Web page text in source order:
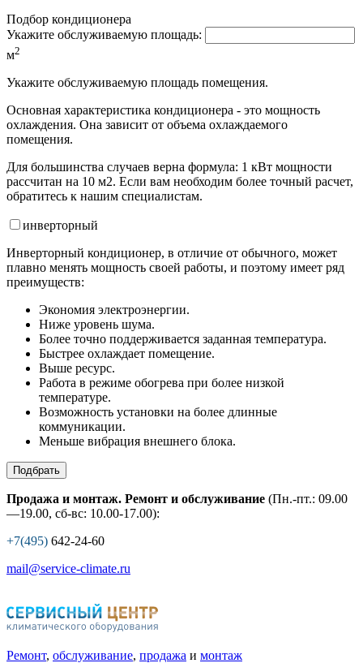
Подбор кондиционера
Укажите обслуживаемую площадь:
м2
Укажите обслуживаемую площадь помещения.
Основная характеристика кондиционера - это мощность
охлаждения. Она зависит от объема охлаждаемого
помещения.
Для большинства случаев верна формула: 1 кВт мощности
рассчитан на 10 м2. Если вам необходим более точный расчет,
обратитесь к нашим специалистам.
инверторный
Инверторный кондиционер, в отличие от обычного, может
плавно менять мощность своей работы, и поэтому имеет ряд
преимуществ:
Экономия электроэнергии.
Ниже уровень шума.
Более точно поддерживается заданная температура.
Быстрее охлаждает помещение.
Выше ресурс.
Работа в режиме обогрева при более низкой
температуре.
Возможность установки на более длинные
коммуникации.
Меньше вибрация внешнего блока.
Подбрать
Продажа и монтаж. Ремонт и обслуживание (Пн.-пт.: 09.00
—19.00, сб-вс: 10.00-17.00):
+7(495) 642-24-60
mail@service-climate.ru
Ремонт, обслуживание, продажа и монтаж